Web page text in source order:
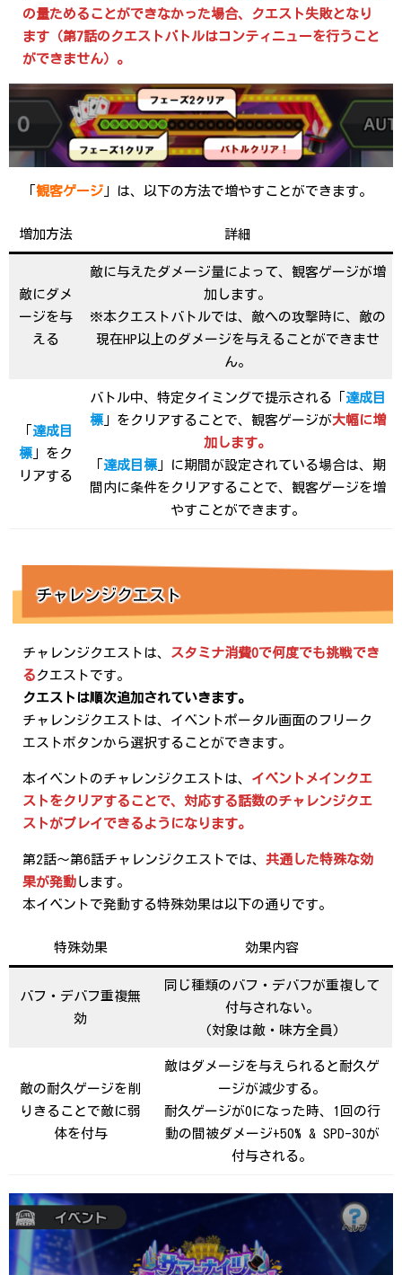
の量ためることができなかった場合、クエスト失敗となり
ます（第7話のクエストバトルはコンティニューを行うこと
ができません）。
観客ゲージ 」は、以下の方法で増やすことができます。
増加方法 詳細
敵にダメ
ージを与
える
敵に与えたダメージ量によって、観客ゲージが増
加します。
※本クエストバトルでは、敵への攻撃時に、敵の
現在HP以上のダメージを与えることができませ
ん。
達成目
標 」をク
リアする
バトル中、特定タイミングで提示される「 達成目
標」をクリアすることで、観客ゲージが大幅に増
加します。
達成目標」に期間が設定されている場合は、期
間内に条件をクリアすることで、観客ゲージを増
やすことができます。
チャレンジクエスト
チャレンジクエストは、 スタミナ消費0で何度でも挑戦でき
る クエストです。
クエストは順次追加されていきます。
チャレンジクエストは、イベントポータル画面のフリーク
エストボタンから選択することができます。
本イベントのチャレンジクエストは、 イベントメインクエ
ストをクリアすることで、対応する話数のチャレンジクエ
ストがプレイできるようになります。
第2話～第6話チャレンジクエストでは、 共通した特殊な効
果が発動 します。
本イベントで発動する特殊効果は以下の通りです。
特殊効果 効果内容
バフ・デバフ重複無
効
同じ種類のバフ・デバフが重複して
付与されない。
(対象は敵・味方全員)
敵の耐久ゲージを削
りきることで敵に弱
体を付与
敵はダメージを与えられると耐久ゲ
ージが減少する。
耐久ゲージが0になった時、1回の行
動の間被ダメージ+50% & SPD-30が
付与される。